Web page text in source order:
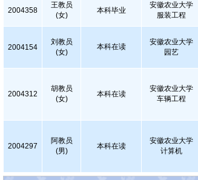
2004358
王教员
(女)
本科毕业
安徽农业大学
服装工程
2004154
刘教员
(女)
本科在读
安徽农业大学
园艺
2004312
胡教员
(女)
本科在读
安徽农业大学
车辆工程
2004297
阿教员
(男)
本科在读
安徽农业大学
计算机